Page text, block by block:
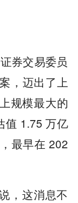
券交易委员
，迈出了上
规模最大的
值 1.75 万亿
最早在 202
，这消息不